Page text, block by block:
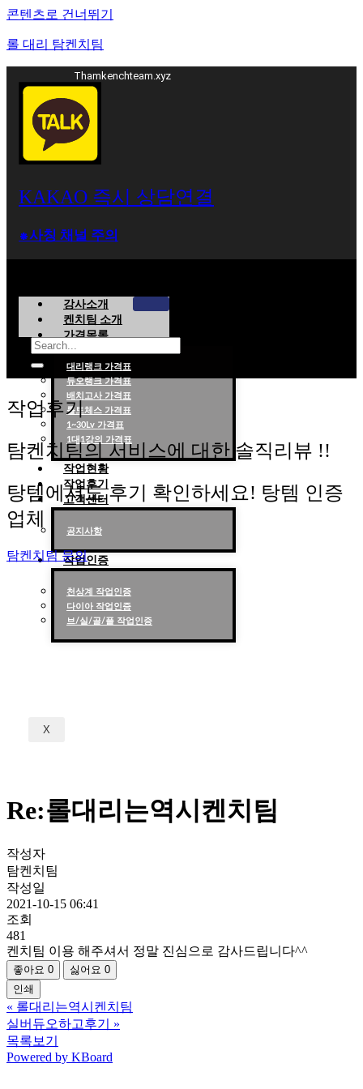
콘텐츠로 건너뛰기
롤 대리 탐켄치팀
Thamkenchteam.xyz
KAKAO 즉시 상담연결
⁕사칭 채널 주의
강사소개
켄치팀 소개
가격목록
대리랭크 가격표
듀오랭크 가격표
배치고사 가격표
롤토체스 가격표
1~30Lv 가격표
1대1강의 가격표
작업현황
작업후기
고객센터
공지사항
작업인증
천상계 작업인증
다이아 작업인증
브/실/골/플 작업인증
X
작업후기
탐켄치팀의 서비스에 대한 솔직리뷰 !!
탕템에서도 후기 확인하세요! 탕템 인증
업체
탐켄치팀 문의
Re:롤대리는역시켄치팀
작성자
탐켄치팀
작성일
2021-10-15 06:41
조회
481
켄치팀 이용 해주셔서 정말 진심으로 감사드립니다^^
좋아요 0 싫어요 0
인쇄
« 롤대리는역시켄치팀
실버듀오하고후기
»
목록보기
Powered by KBoard